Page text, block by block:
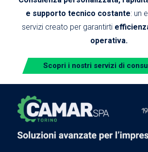
e supporto tecnico costante: un
servizi creato per garantirti
operativa.
Scopri i nostri servizi di